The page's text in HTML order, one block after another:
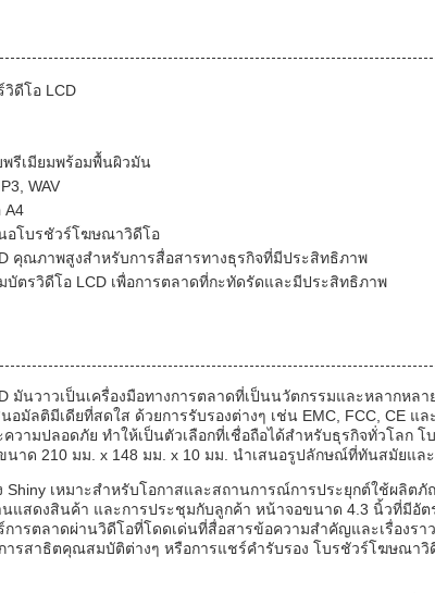
ดีโอ LCD
รีเมียมพร้อมพื้นผิวมัน
WAV
A4
อโบรชัวร์โฆษณาวิดีโอ
คุณภาพสูงสำหรับการสื่อสารทางธุรกิจที่มีประสิทธิภาพ
ตรวิดีโอ LCD เพื่อการตลาดที่กะทัดรัดและมีประสิทธิภาพ
มันวาวเป็นเครื่องมือทางการตลาดที่เป็นนวัตกรรมและหลากหล
อมัลติมีเดียที่สดใส ด้วยการรับรองต่างๆ เช่น EMC, FCC, CE
ามปลอดภัย ทำให้เป็นตัวเลือกที่เชื่อถือได้สำหรับธุรกิจทั่วโลก
นาด 210 มม. x 148 มม. x 10 มม. นำเสนอรูปลักษณ์ที่ทันสมัยแ
Shiny เหมาะสำหรับโอกาสและสถานการณ์การประยุกต์ใช้ผลิต
แสดงสินค้า และการประชุมกับลูกค้า หน้าจอขนาด 4.3 นิ้วที่มีอั
การตลาดผ่านวิดีโอที่โดดเด่นที่สื่อสารข้อความสำคัญและเรื่องร
รสาธิตคุณสมบัติต่างๆ หรือการแชร์คำรับรอง โบรชัวร์โฆษณาวิ